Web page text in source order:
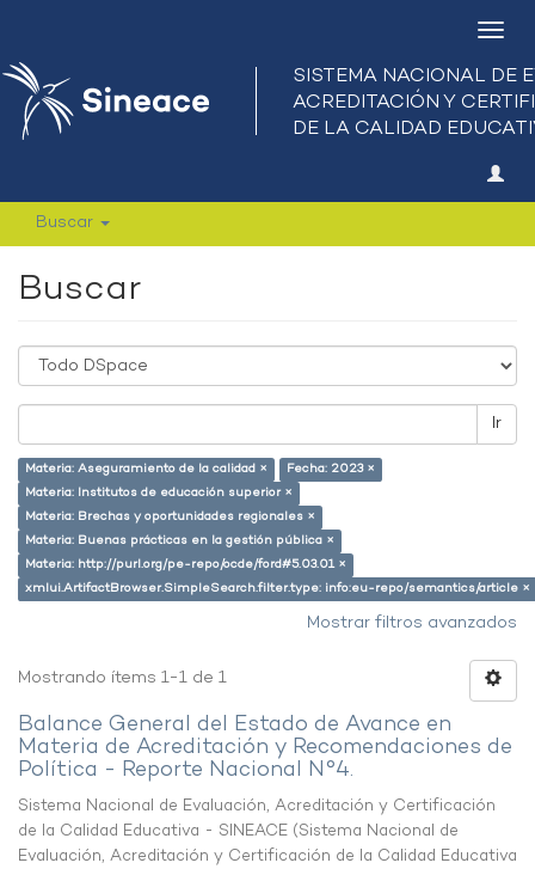
Buscar
Buscar
Ir
Materia: Aseguramiento de la calidad ×
Fecha: 2023 ×
Materia: Institutos de educación superior ×
Materia: Brechas y oportunidades regionales ×
Materia: Buenas prácticas en la gestión pública ×
Materia: http://purl.org/pe-repo/ocde/ford#5.03.01 ×
xmlui.ArtifactBrowser.SimpleSearch.filter.type: info:eu-repo/semantics/article ×
Mostrar filtros avanzados
Mostrando ítems 1-1 de 1
Balance General del Estado de Avance en
Materia de Acreditación y Recomendaciones de
Política - Reporte Nacional N°4.
Sistema Nacional de Evaluación, Acreditación y Certificación
de la Calidad Educativa - SINEACE (Sistema Nacional de
Evaluación, Acreditación y Certificación de la Calidad Educativa